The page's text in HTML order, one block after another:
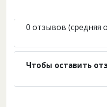
0 отзывов (средняя
Чтобы оставить